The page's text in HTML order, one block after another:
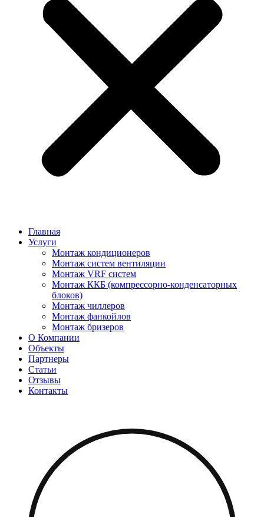
Главная
Услуги
Монтаж кондиционеров
Монтаж cистем вентиляции
Монтаж VRF систем
Монтаж ККБ (компрессорно-конденсаторных
блоков)
Монтаж чиллеров
Монтаж фанкойлов
Монтаж бризеров
О Компании
Объекты
Партнеры
Статьи
Отзывы
Контакты